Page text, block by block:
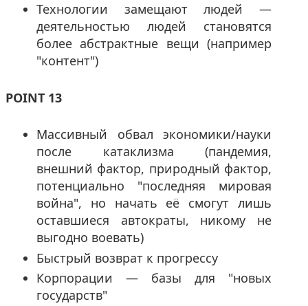
Технологии замещают людей —
деятельностью людей становятся
более абстрактные вещи (например
"контент")
POINT 13
Массивный обвал экономики/науки
после катаклизма (пандемия,
внешний фактор, природный фактор,
потенциально "последняя мировая
война", но начать её смогут лишь
оставшиеся автократы, никому не
выгодно воевать)
Быстрый возврат к прогрессу
Корпорации — базы для "новых
государств"